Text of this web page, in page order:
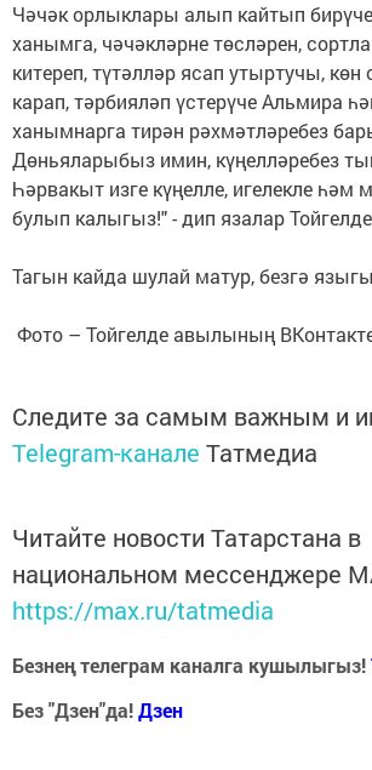
Чәчәк орлыклары алып кайтып
ханымга, чәчәкләрне төсләрен,
китереп, түтәлләр ясап утыртучы, көн
карап, тәрбияләп үстерүче Альмира
ханымнарга тирән рәхмәтләребез
Дөньяларыбыз имин, күңелләребез
Һәрвакыт изге күңелле, игелекле һәм
булып калыгыз!" - дип язалар
Тагын кайда шулай матур, безгә
Фото – Тойгелде авылының
Следите за самым важным и
Telegram-канале Татмедиа
Читайте новости Татарстана в
национальном мессенджере
https://max.ru/tatmedia
Безнең телеграм каналга кушылыгыз!
Без "Дзен"да!Дзен